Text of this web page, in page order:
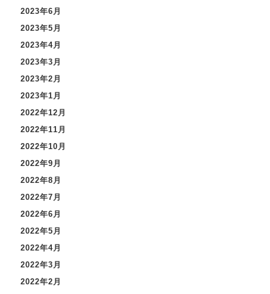
2023年6月
2023年5月
2023年4月
2023年3月
2023年2月
2023年1月
2022年12月
2022年11月
2022年10月
2022年9月
2022年8月
2022年7月
2022年6月
2022年5月
2022年4月
2022年3月
2022年2月